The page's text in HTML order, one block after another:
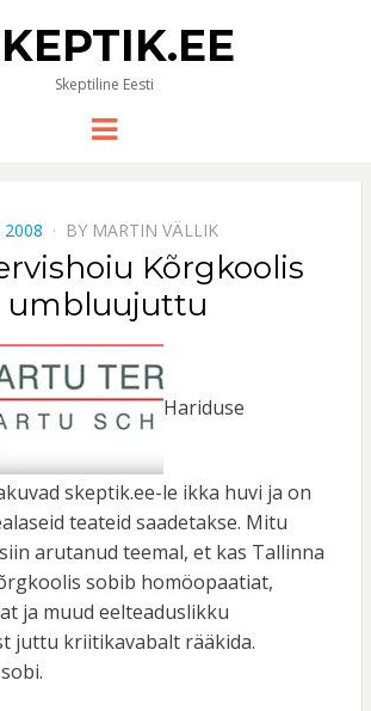
Skeptiline Eesti
Menu
2008 BY MARTIN VÄLLIK
Kõrgkoolis
umbluujuttu
Hariduse
skeptik.ee-le ikka huvi ja on
teateid saadetakse. Mitu
arutanud teemal, et kas Tallinna
sobib homöopaatiat,
ja muud eelteaduslikku
juttu kriitikavabalt rääkida.